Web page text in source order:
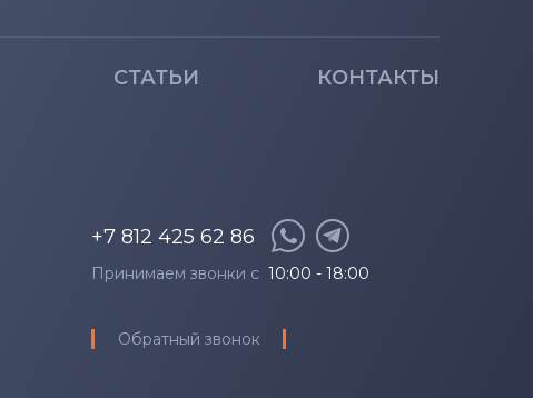
СТАТЬИ КОНТАКТЫ
+7 812 425 62 86
Принимаем звонки с 10:00 - 18:00
Обратный звонок